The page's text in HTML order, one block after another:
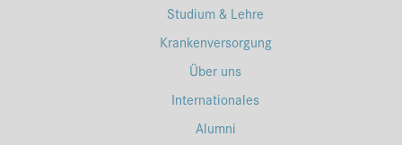
Studium & Lehre
Krankenversorgung
Über uns
Internationales
Alumni